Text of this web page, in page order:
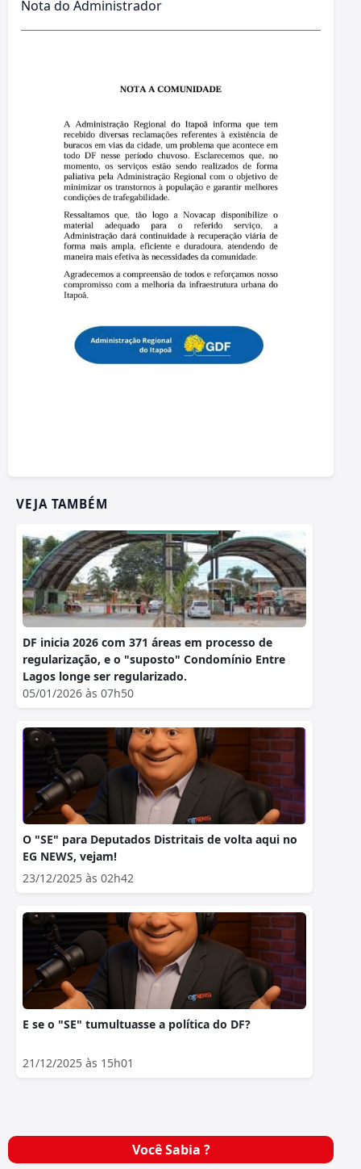
Nota do Administrador
VEJA TAMBÉM
DF inicia 2026 com 371 áreas em processo de
regularização, e o "suposto" Condomínio Entre
Lagos longe ser regularizado.
05/01/2026 às 07h50
O "SE" para Deputados Distritais de volta aqui no
EG NEWS, vejam!
23/12/2025 às 02h42
E se o "SE" tumultuasse a política do DF?
21/12/2025 às 15h01
Você Sabia ?